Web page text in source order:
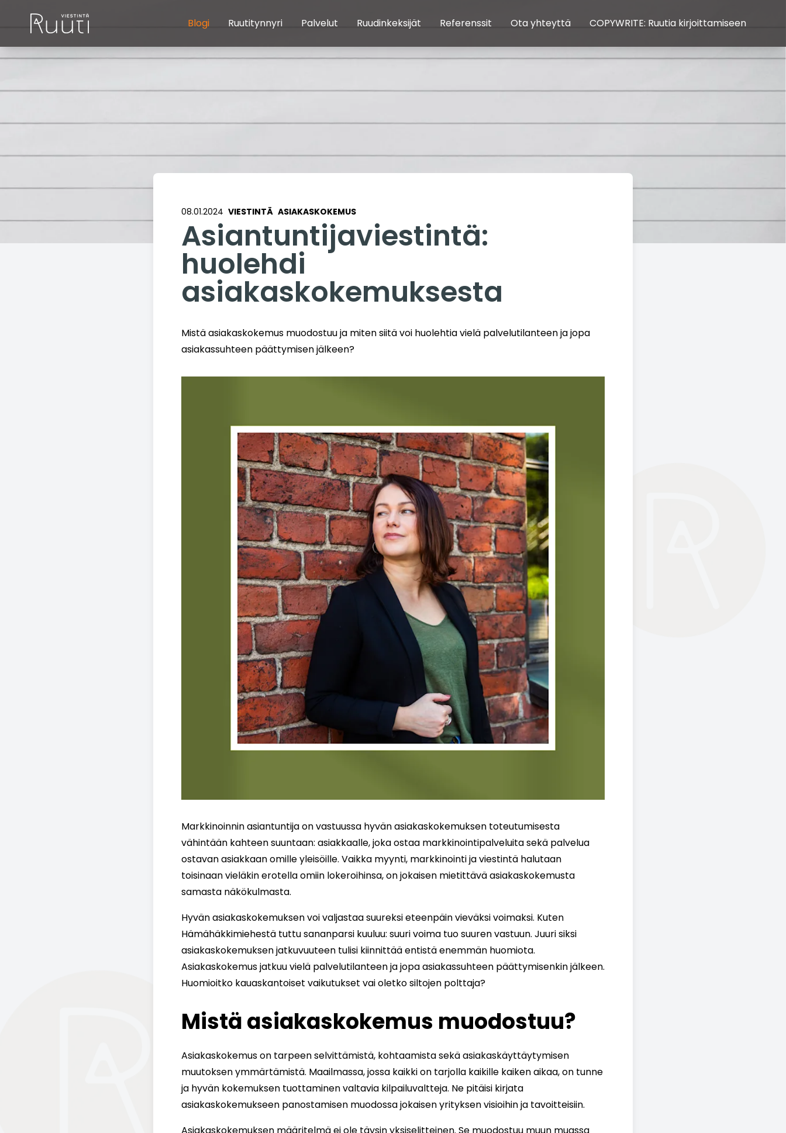
Blogi Ruutitynnyri Palvelut Ruudinkeksijät Referenssit Ota yhteyttä COPYWRITE: Ruutia kirjoittamiseen
08.01.2024 VIESTINTÄ ASIAKASKOKEMUS
Asiantuntijaviestintä:
huolehdi
asiakaskokemuksesta
Mistä asiakaskokemus muodostuu ja miten siitä voi huolehtia vielä palvelutilanteen ja jopa
asiakassuhteen päättymisen jälkeen?
Markkinoinnin asiantuntija on vastuussa hyvän asiakaskokemuksen toteutumisesta
vähintään kahteen suuntaan: asiakkaalle, joka ostaa markkinointipalveluita sekä palvelua
ostavan asiakkaan omille yleisöille. Vaikka myynti, markkinointi ja viestintä halutaan
toisinaan vieläkin erotella omiin lokeroihinsa, on jokaisen mietittävä asiakaskokemusta
samasta näkökulmasta.
Hyvän asiakaskokemuksen voi valjastaa suureksi eteenpäin vieväksi voimaksi. Kuten
Hämähäkkimiehestä tuttu sananparsi kuuluu: suuri voima tuo suuren vastuun. Juuri siksi
asiakaskokemuksen jatkuvuuteen tulisi kiinnittää entistä enemmän huomiota.
Asiakaskokemus jatkuu vielä palvelutilanteen ja jopa asiakassuhteen päättymisenkin jälkeen.
Huomioitko kauaskantoiset vaikutukset vai oletko siltojen polttaja?
Mistä asiakaskokemus muodostuu?
Asiakaskokemus on tarpeen selvittämistä, kohtaamista sekä asiakaskäyttäytymisen
muutoksen ymmärtämistä. Maailmassa, jossa kaikki on tarjolla kaikille kaiken aikaa, on tunne
ja hyvän kokemuksen tuottaminen valtavia kilpailuvaltteja. Ne pitäisi kirjata
asiakaskokemukseen panostamisen muodossa jokaisen yrityksen visioihin ja tavoitteisiin.